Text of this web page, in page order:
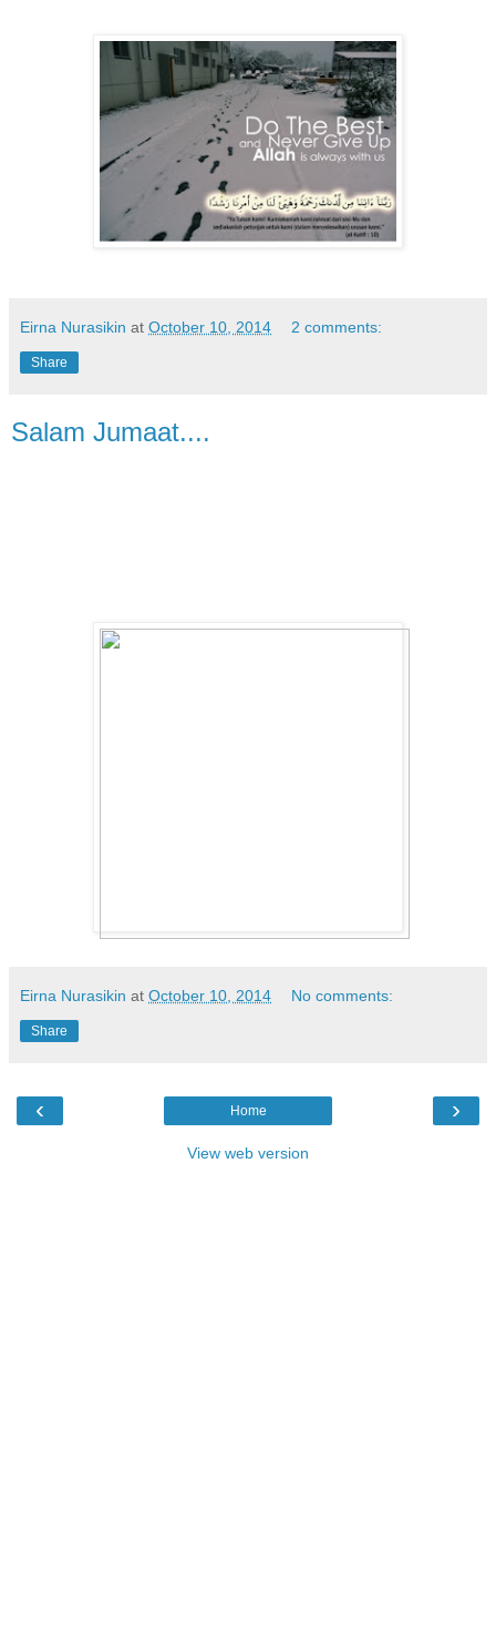
Eirna Nurasikin at October 10, 2014 2 comments:
Share
Salam Jumaat....
Eirna Nurasikin at October 10, 2014 No comments:
Share
‹ ›
Home
View web version